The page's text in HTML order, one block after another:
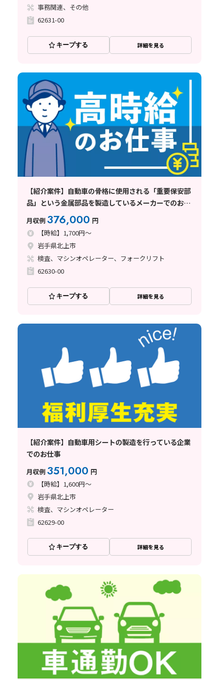
事務関連、その他
62631-00
キープする 詳細を見る
【紹介案件】自動車の骨格に使用される「重要保安部
品」という金属部品を製造しているメーカーでのお仕
月収例 376,000 円
【時給】1,700円～
岩手県北上市
検査、マシンオペレーター、フォークリフト
62630-00
キープする 詳細を見る
【紹介案件】自動車用シートの製造を行っている企業
でのお仕事
月収例 351,000 円
【時給】1,600円～
岩手県北上市
検査、マシンオペレーター
62629-00
キープする 詳細を見る